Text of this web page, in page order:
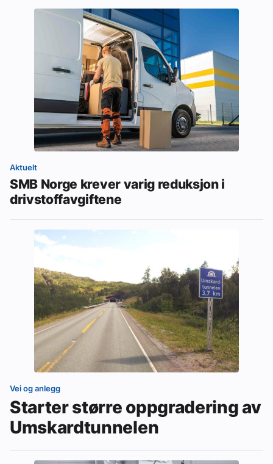
Aktuelt
SMB Norge krever varig reduksjon i
drivstoffavgiftene
Vei og anlegg
Starter større oppgradering av
Umskardtunnelen